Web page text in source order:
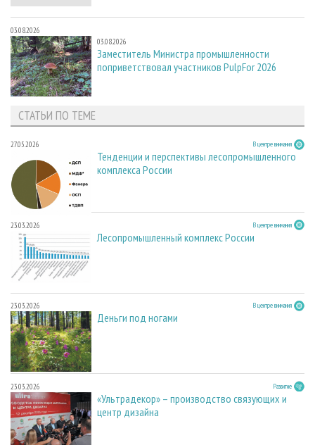
03.08.2026
03.08.2026
Заместитель Министра промышленности
поприветствовал участников PulpFor 2026
СТАТЬИ ПО ТЕМЕ
27.05.2026 В центре внимания
Тенденции и перспективы лесопромышленного
комплекса России
23.03.2026 В центре внимания
Лесопромышленный комплекс России
23.03.2026 В центре внимания
Деньги под ногами
23.03.2026 Развитие
«Ультрадекор» – производство связующих и
центр дизайна